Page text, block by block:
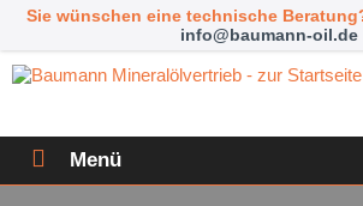
Sie wünschen eine technische
info@baumann-oil.de
Menü